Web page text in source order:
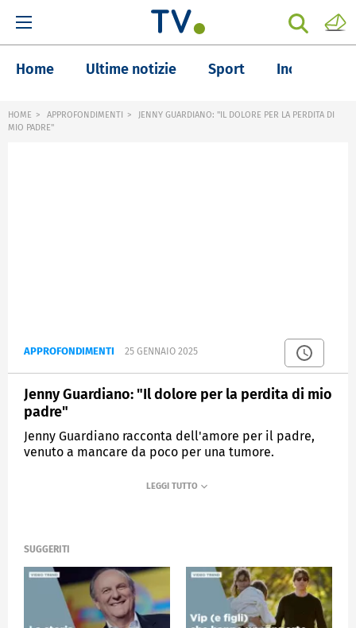
Home Ultime notizie Sport Inchieste
HOME APPROFONDIMENTI
JENNY GUARDIANO: "IL DOLORE PER LA PERDITA DI
MIO PADRE"
APPROFONDIMENTI 25 GENNAIO 2025
Jenny Guardiano: "Il dolore per la perdita di mio
padre"
Jenny Guardiano racconta dell'amore per il padre,
venuto a mancare da poco per una tumore.
VERISSIMO
SUGGERITI